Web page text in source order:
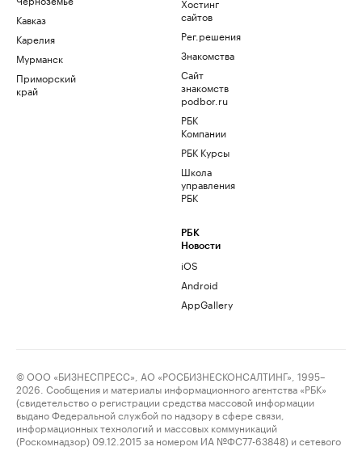
Кавказ
Карелия
Мурманск
Приморский
край
сайтов
Рег.решения
Знакомства
Сайт
знакомств
podbor.ru
РБК
Компании
РБК Курсы
Школа
управления
РБК
РБК
Новости
iOS
Android
AppGallery
© ООО «БИЗНЕСПРЕСС», АО «РОСБИЗНЕСКОНСАЛТИНГ», 1995–
2026. Сообщения и материалы информационного агентства «РБК»
(свидетельство о регистрации средства массовой информации
выдано Федеральной службой по надзору в сфере связи,
информационных технологий и массовых коммуникаций
(Роскомнадзор) 09.12.2015 за номером ИА №ФС77-63848) и сетевого